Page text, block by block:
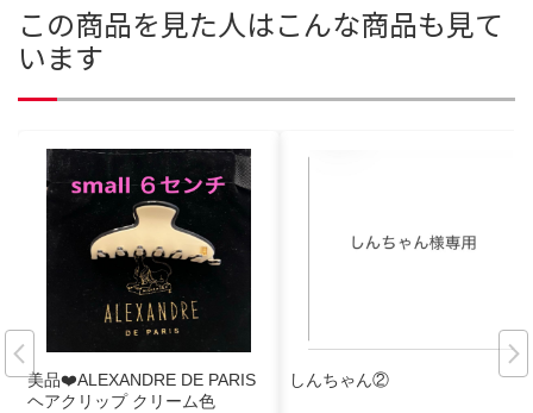
この商品を見た人はこんな商品も見て
います
美品❤️ALEXANDRE DE PARIS
ヘアクリップ クリーム色
しんちゃん②